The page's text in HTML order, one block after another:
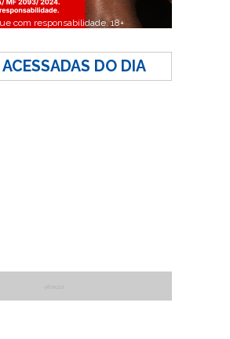
com responsabilidade. 18+
ACESSADAS DO DIA